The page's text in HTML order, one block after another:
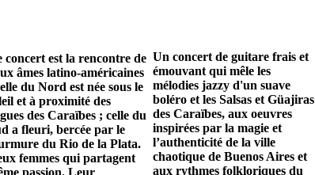
concert est la rencontre de
âmes latino-américaines
du Nord est née sous le
et à proximité des
des Caraïbes ; celle du
a fleuri, bercée par le
du Rio de la Plata.
femmes qui partagent
passion. Leur
Un concert de guitare frais et
émouvant qui mêle les
mélodies jazzy d'un suave
boléro et les Salsas et Güajiras
des Caraïbes, aux oeuvres
inspirées par la magie et
l’authenticité de la ville
chaotique de Buenos Aires et
aux rythmes folkloriques du